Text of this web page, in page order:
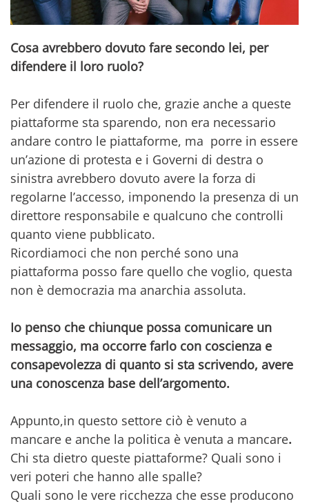
Cosa avrebbero dovuto fare secondo lei, per
difendere il loro ruolo?
Per difendere il ruolo che, grazie anche a queste
piattaforme sta sparendo, non era necessario
andare contro le piattaforme, ma porre in essere
un’azione di protesta e i Governi di destra o
sinistra avrebbero dovuto avere la forza di
regolarne l’accesso, imponendo la presenza di un
direttore responsabile e qualcuno che controlli
quanto viene pubblicato.
Ricordiamoci che non perché sono una
piattaforma posso fare quello che voglio, questa
non è democrazia ma anarchia assoluta.
Io penso che chiunque possa comunicare un
messaggio, ma occorre farlo con coscienza e
consapevolezza di quanto si sta scrivendo, avere
una conoscenza base dell’argomento.
Appunto,in questo settore ciò è venuto a
mancare e anche la politica è venuta a mancare.
Chi sta dietro queste piattaforme? Quali sono i
veri poteri che hanno alle spalle?
Quali sono le vere ricchezza che esse producono